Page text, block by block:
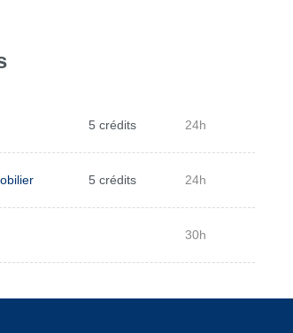
5 crédits 24h
5 crédits 24h
30h